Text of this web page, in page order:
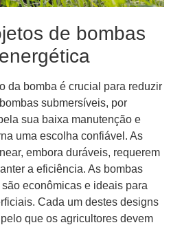
de bombas
da bomba é crucial para reduzir
submersíveis, por
sua baixa manutenção e
uma escolha confiável. As
embora duráveis, requerem
a eficiência. As bombas
econômicas e ideais para
Cada um destes designs
que os agricultores devem